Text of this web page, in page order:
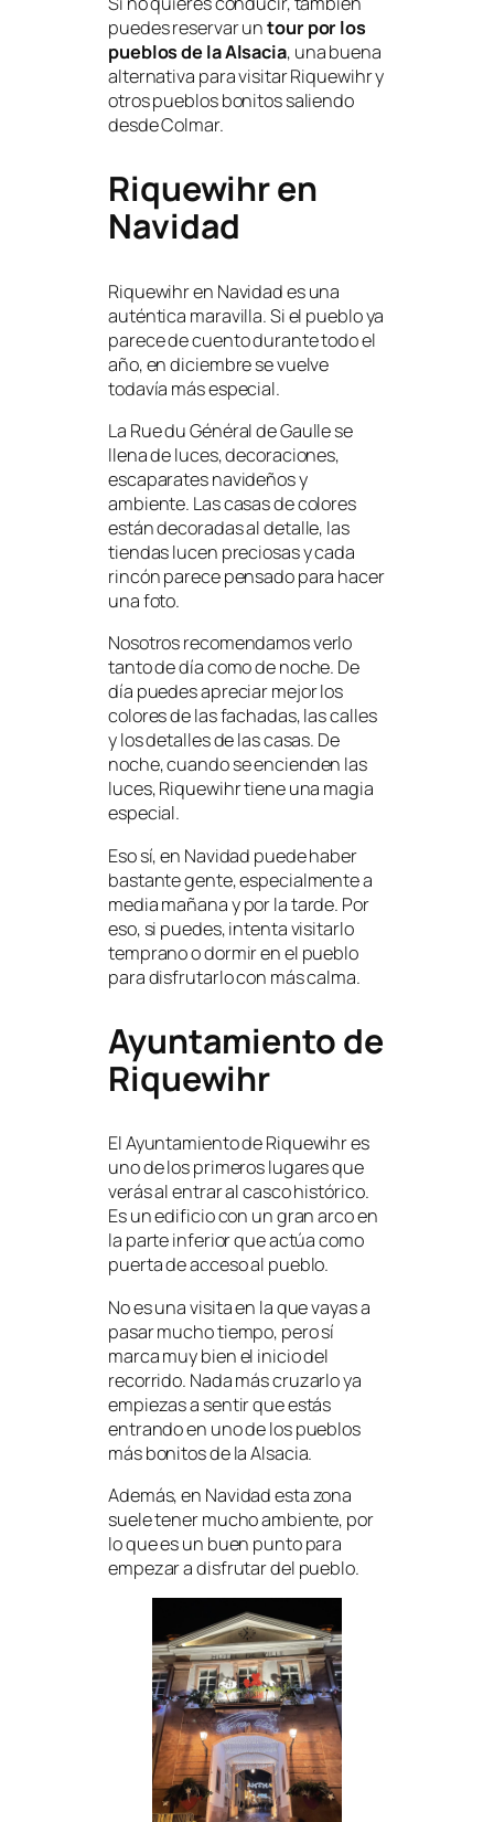
puedes reservar untour por los
pueblos de la Alsacia, una buena
alternativa para visitar Riquewihr y
otros pueblos bonitos saliendo
desde Colmar.
Riquewihr en
Navidad
Riquewihr en Navidad es una
auténtica maravilla. Si el pueblo ya
parece de cuento durante todo el
año, en diciembre se vuelve
todavía más especial.
La Rue du Général de Gaulle se
llena de luces, decoraciones,
escaparates navideños y
ambiente. Las casas de colores
están decoradas al detalle, las
tiendas lucen preciosas y cada
rincón parece pensado para hacer
una foto.
Nosotros recomendamos verlo
tanto de día como de noche. De
día puedes apreciar mejor los
colores de las fachadas, las calles
y los detalles de las casas. De
noche, cuando se encienden las
luces, Riquewihr tiene una magia
especial.
Eso sí, en Navidad puede haber
bastante gente, especialmente a
media mañana y por la tarde. Por
eso, si puedes, intenta visitarlo
temprano o dormir en el pueblo
para disfrutarlo con más calma.
Ayuntamiento de
Riquewihr
El Ayuntamiento de Riquewihr es
uno de los primeros lugares que
verás al entrar al casco histórico.
Es un edificio con un gran arco en
la parte inferior que actúa como
puerta de acceso al pueblo.
No es una visita en la que vayas a
pasar mucho tiempo, pero sí
marca muy bien el inicio del
recorrido. Nada más cruzarlo ya
empiezas a sentir que estás
entrando en uno de los pueblos
más bonitos de la Alsacia.
Además, en Navidad esta zona
suele tener mucho ambiente, por
lo que es un buen punto para
empezar a disfrutar del pueblo.